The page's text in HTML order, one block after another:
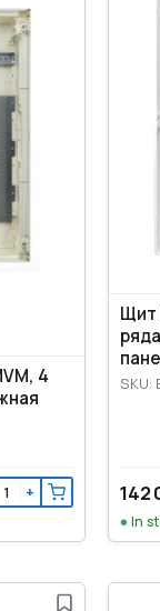
4
+
Щит
SKU:
142
In